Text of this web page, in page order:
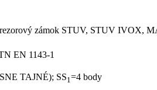
zámok STUV, STUV IVOX,
EN 1143-1
TAJNÉ); SS1=4 body